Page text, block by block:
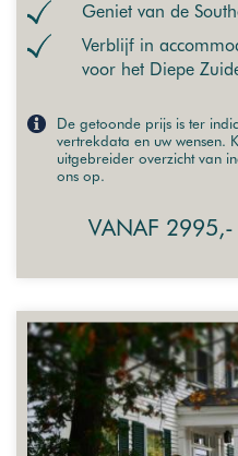
Geniet van de
Verblijf in
voor het Diepe
De getoonde prijs is ter
vertrekdata en uw wensen.
uitgebreider overzicht van
ons op.
VANAF 2995,-